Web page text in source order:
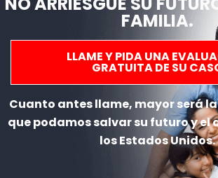
FAMILIA.
LLAME Y PIDA UNA
GRATUITA DE SU
Cuanto antes llame, mayor será
que podamos salvar su futuro y el
los Estados Unidos.